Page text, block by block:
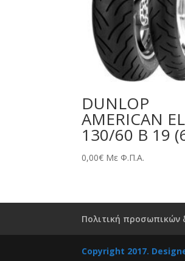
DUNLOP
AMERICAN
130/60 B 19
0,00€ Με Φ.Π.Α.
Πολιτική προσωπικών
Copyright 2017.